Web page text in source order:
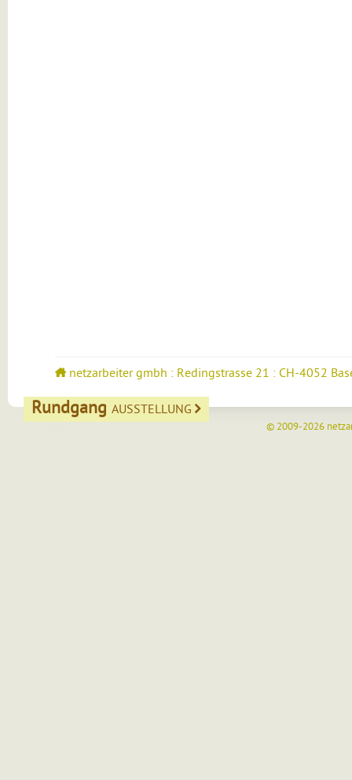
netzarbeiter gmbh : Redingstrasse 21 : CH-4052
Rundgang AUSSTELLUNG
© 2009-2026